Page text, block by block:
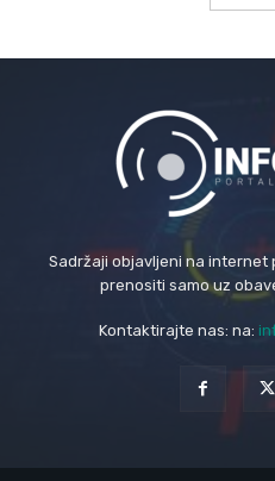
Sadržaji objavljeni na internet
prenositi samo uz
Kontaktirajte nas: na: